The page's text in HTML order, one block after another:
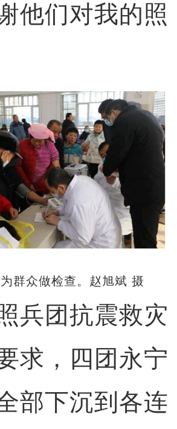
他们对我的照
群众做检查。赵旭斌 摄
团抗震救灾
求，四团永宁
部下沉到各连